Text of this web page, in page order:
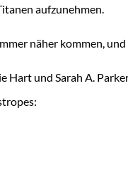
aufzunehmen.
näher kommen,
Hart und Sarah A.